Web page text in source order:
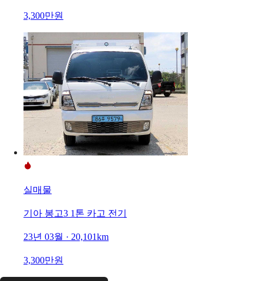
3,300만원
실매물
기아 봉고3 1톤 카고 전기
23년 03월 · 20,101km
3,300만원